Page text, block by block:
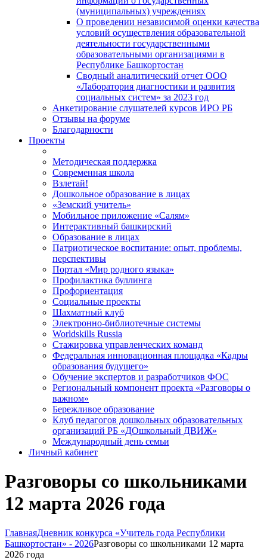
(муниципальных) учреждениях
О проведении независимой оценки качества
условий осуществления образовательной
деятельности государственными
образовательными организациями в
Республике Башкортостан
Сводный аналитический отчет ООО
«Лаборатория диагностики и развития
социальных систем» за 2023 год
Анкетирование слушателей курсов ИРО РБ
Отзывы на форуме
Благодарности
Проекты
Методическая поддержка
Современная школа
Взлетай!
Дошкольное образование в лицах
«Земский учитель»
Мобильное приложение «Салям»
Интерактивный башкирский
Образование в лицах
Патриотическое воспитание: опыт, проблемы,
перспективы
Портал «Мир родного языка»
Профилактика буллинга
Профориентация
Социальные проекты
Шахматный клуб
Электронно-библиотечные системы
Worldskills Russia
Стажировка управленческих команд
Федеральная инновационная площадка «Кадры
образования будущего»
Обучение экспертов и разработчиков ФОС
Региональный компонент проекта «Разговоры о
важном»
Бережливое образование
Клуб педагогов дошкольных образовательных
организаций РБ «ДОшкольный ДВИЖ»
Международный день семьи
Личный кабинет
Разговоры со школьниками
12 марта 2026 года
ГлавнаяДневник конкурса «Учитель года Республики
Башкортостан» - 2026Разговоры со школьниками 12 марта
2026 года